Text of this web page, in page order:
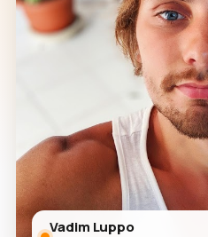
Vadim Luppo